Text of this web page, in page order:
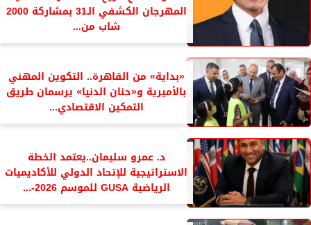
المهرجان الكشفي الـ31 بمشاركة 2000
شاب من...
«بداية» من القاهرة.. التكوين المهني
بالأميرية و«حنان الدنيا» يرسمان طريق
التمكين الاقتصادي...
د. عمرو سليمان..يعتمد الخطة
الاستراتيجية للإتحاد الدولي للأكاديميات
الرياضية GUSA للموسم 2026-...